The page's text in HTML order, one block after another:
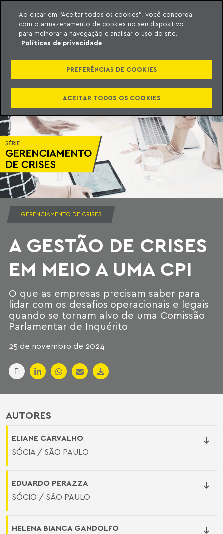
o conteúdo
Machado Meyer
GERENCIAMENTO DE CRISES
A GESTÃO DE CRISES
EM MEIO A UMA CPI
O que as empresas precisam saber para
lidar com os desafios operacionais e legais
quando se tornam alvo de uma Comissão
Parlamentar de Inquérito
25 de novembro de 2024
AUTORES
ELIANE CARVALHO
SÓCIA / SÃO PAULO
EDUARDO PERAZZA
SÓCIO / SÃO PAULO
HELENA BIANCA GANDOLFO
Ao clicar em “Aceitar todos os cookies”, você concorda
com o armazenamento de cookies no seu dispositivo
para melhorar a navegação e analisar o uso do site.
Políticas de privacidade
PREFERÊNCIAS DE COOKIES
ACEITAR TODOS OS COOKIES